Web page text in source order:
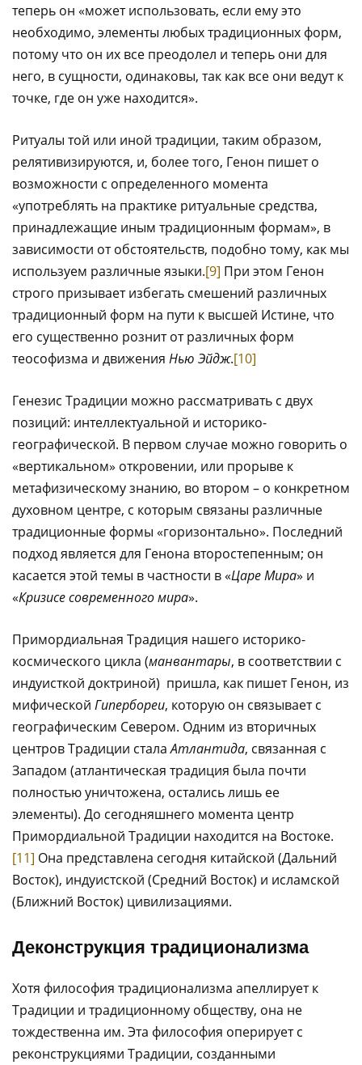
теперь он «может использовать, если ему это
необходимо, элементы любых традиционных форм,
потому что он их все преодолел и теперь они для
него, в сущности, одинаковы, так как все они ведут к
точке, где он уже находится».
Ритуалы той или иной традиции, таким образом,
релятивизируются, и, более того, Генон пишет о
возможности с определенного момента
«употреблять на практике ритуальные средства,
принадлежащие иным традиционным формам», в
зависимости от обстоятельств, подобно тому, как мы
используем различные языки.[9] При этом Генон
строго призывает избегать смешений различных
традиционный форм на пути к высшей Истине, что
его существенно рознит от различных форм
теософизма и движения Нью Эйдж.[10]
Генезис Традиции можно рассматривать с двух
позиций: интеллектуальной и историко-
географической. В первом случае можно говорить о
«вертикальном» откровении, или прорыве к
метафизическому знанию, во втором – о конкретном
духовном центре, с которым связаны различные
традиционные формы «горизонтально». Последний
подход является для Генона второстепенным; он
касается этой темы в частности в «Царе Мира» и
«Кризисе современного мира».
Примордиальная Традиция нашего историко-
космического цикла (манвантары, в соответствии с
индуисткой доктриной) пришла, как пишет Генон, из
мифической Гипербореи, которую он связывает с
географическим Севером. Одним из вторичных
центров Традиции сталаАтлантида, связанная с
Западом (атлантическая традиция была почти
полностью уничтожена, остались лишь ее
элементы). До сегодняшнего момента центр
Примордиальной Традиции находится на Востоке.
[11] Она представлена сегодня китайской (Дальний
Восток), индуистской (Средний Восток) и исламской
(Ближний Восток) цивилизациями.
Деконструкция традиционализма
Хотя философия традиционализма апеллирует к
Традиции и традиционному обществу, она не
тождественна им. Эта философия оперирует с
реконструкциями Традиции, созданными